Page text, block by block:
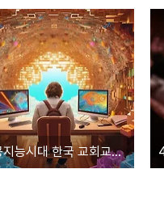
인공지능시대 한국 교회교육은 어떻게 해야 하는가?